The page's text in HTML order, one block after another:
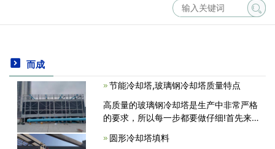
而成
节能冷却塔,玻璃钢冷却塔质量特点
高质量的玻璃钢冷却塔是生产中非常严格
的要求，所以每一步都要做仔细!首先来
冷却塔，我们又是如何控制冷却塔质量
圆形冷却塔填料